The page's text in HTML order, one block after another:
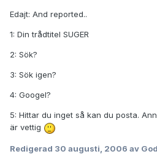
Edajt: And reported..
1: Din trådtitel SUGER
2: Sök?
3: Sök igen?
4: Googel?
5: Hittar du inget så kan du posta.
är vettig
Redigerad 30 augusti, 2006 av